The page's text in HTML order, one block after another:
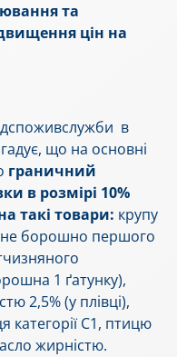
та
цін на
в
що на основні
граничний
в розмірі 10%
такі товари: крупу
борошно першого
1 ґатунку),
2,5% (у плівці),
категорії С1, птицю
жирністю.